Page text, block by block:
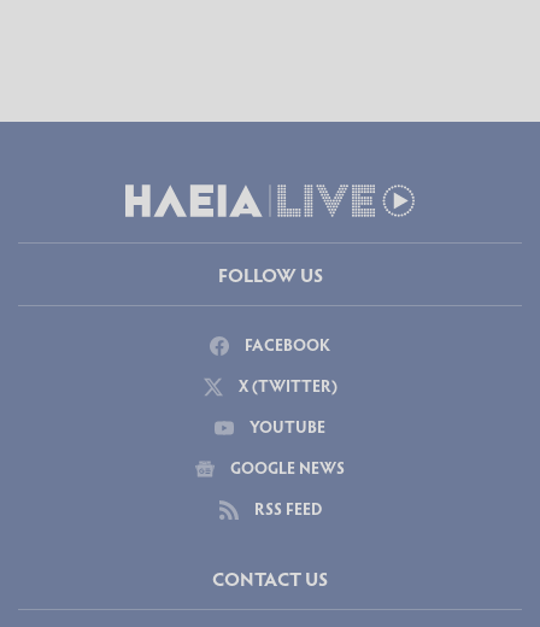
FOLLOW US
FACEBOOK
X (TWITTER)
YOUTUBE
GOOGLE NEWS
RSS FEED
CONTACT US